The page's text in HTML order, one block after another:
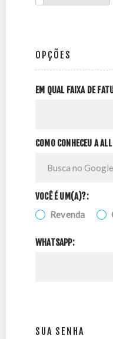
OPÇÕES
EM QUAL FAIXA DE
COMO CONHECEU A
VOCÊ É UM(A)?:
Revenda
WHATSAPP:
SUA SENHA